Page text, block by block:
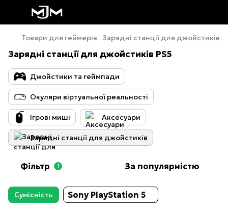
Товари для геймерів Зарядні станції для джойстиків
Зарядні станції для джойстиків PS5
Джойстики та геймпади
Окуляри віртуальної реальності
Ігрові миші Аксесуари
Зарядні станції для джойстиків
Фільтр 1 За популярністю
Сумісність Sony PlayStation 5